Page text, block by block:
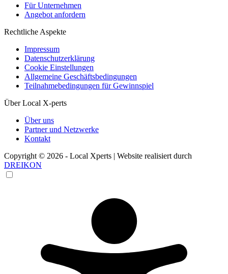
Für Unternehmen
Angebot anfordern
Rechtliche Aspekte
Impressum
Datenschutzerklärung
Cookie Einstellungen
Allgemeine Geschäftsbedingungen
Teilnahmebedingungen für Gewinnspiel
Über Local X-perts
Über uns
Partner und Netzwerke
Kontakt
Copyright © 2026 - Local Xperts | Website realisiert durch
DREIKON